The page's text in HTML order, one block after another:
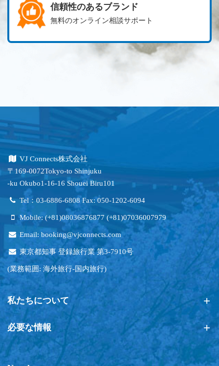
信頼性のあるブランド
無料のオンライン相談サポート
VJ Connects株式会社
〒169-0072Tokyo-to Shinjuku
-ku Okubo1-16-16 Shouei Biru101
Tel：03-6886-6808 Fax: 050-1202-6094
Mobile: (+81)08036876877 (+81)07036007979
Email: booking@vjconnects.com
東京都知事 登録旅行業 第3-7910号
(業務範囲: 海外旅行-国内旅行)
私たちについて
必要な情報